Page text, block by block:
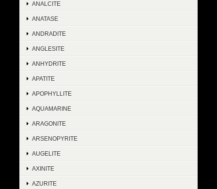
ANALCITE
ANATASE
ANDRADITE
ANGLESITE
ANHYDRITE
APATITE
APOPHYLLITE
AQUAMARINE
ARAGONITE
ARSENOPYRITE
AUGELITE
AXINITE
AZURITE